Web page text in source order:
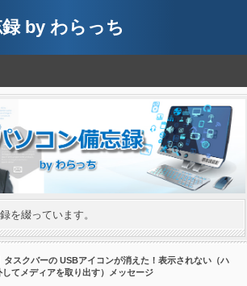
by わらっち
を綴っています。
タスクバーの USBアイコンが消えた！表示されない（ハ
てメディアを取り出す）メッセージ